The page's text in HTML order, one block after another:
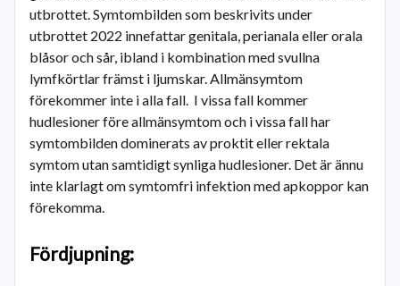
utbrottet. Symtombilden som beskrivits under
utbrottet 2022 innefattar genitala, perianala eller orala
blåsor och sår, ibland i kombination med svullna
lymfkörtlar främst i ljumskar. Allmänsymtom
förekommer inte i alla fall. I vissa fall kommer
hudlesioner före allmänsymtom och i vissa fall har
symtombilden dominerats av proktit eller rektala
symtom utan samtidigt synliga hudlesioner. Det är ännu
inte klarlagt om symtomfri infektion med apkoppor kan
förekomma.
Fördjupning: